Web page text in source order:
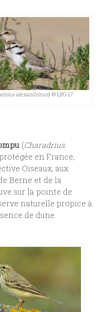
alexandrinus) © LPO 17
(Charadrius
en France,
Oiseaux, aux
Berne et de la
sur la pointe de
naturelle propice à
de dune